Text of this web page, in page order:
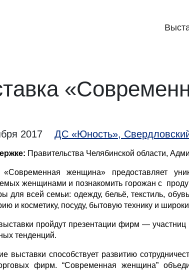
2017 ДС «Юность»,
Правительства Челябинской области,
«Современная женщина» предоставляет
женщинами и познакомить горожан с
для всей семьи: одежду, бельё, текстиль,
и косметику, посуду, бытовую технику и
пройдут презентации фирм —
тенденций.
выставки способствует развитию
фирм. “Современная женщина”